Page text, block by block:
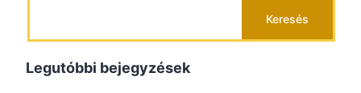
Keresés
Legutóbbi bejegyzések